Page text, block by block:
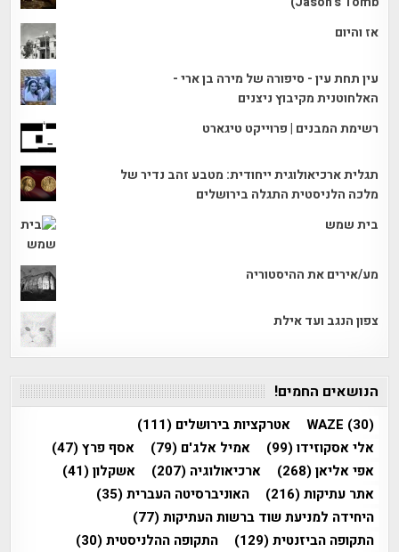
אז והיום
עין תחת עין - סיפורה של מירה בן ארי -
האלחוטנית מקיבוץ ניצנים
רשימת המבנים | פרוייקט טיגארט
תגלית ארכיאולוגית ייחודית: מטבע זהב נדיר של
מלכה הלניסטית התגלה בירושלים
בית שמש
מע/אירים את ההיסטוריה
צפון הנגב ועד אילת
הנושאים החמים!
WAZE (30) אטרקציות בירושלים (111)
אלי אסקוזידו(99) אמיל אלג'ם (79) אסף פרץ(47)
אפי אליאן(268) ארכיאולוגיה (207) אשקלון(41)
אתר עתיקות(216) האוניברסיטה העברית(35)
היחידה למניעת שוד ברשות העתיקות(77)
התקופה הביזנטית(129) התקופה ההלניסטית(30)